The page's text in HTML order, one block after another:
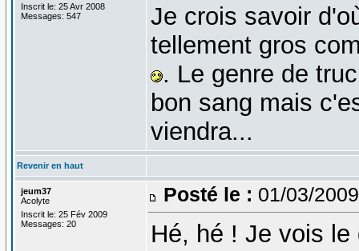
Inscrit le: 25 Avr 2008
Messages: 547
Je crois savoir
tellement gros
. Le genre de
bon sang mais
viendra...
Revenir en haut
jeum37
Acolyte
Inscrit le: 25 Fév 2009
Messages: 20
Posté le : 01/03/
Hé, hé ! Je vois